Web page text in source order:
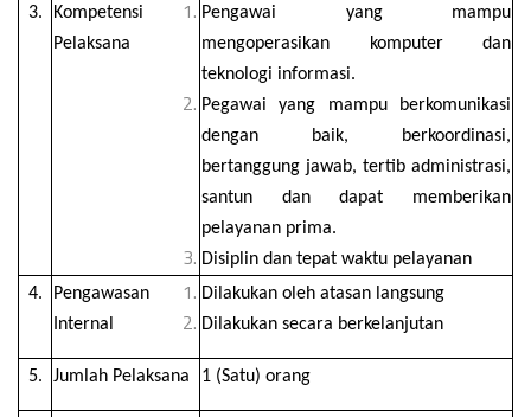
3.
Kompetensi
Pelaksana
Pengawai yang mampu
mengoperasikan komputer dan
teknologi informasi.
Pegawai yang mampu berkomunikasi
dengan baik, berkoordinasi,
bertanggung jawab, tertib administrasi,
santun dan dapat memberikan
pelayanan prima.
Disiplin dan tepat waktu pelayanan
4.
Pengawasan
Internal
Dilakukan oleh atasan langsung
Dilakukan secara berkelanjutan
5. Jumlah Pelaksana 1 (Satu) orang